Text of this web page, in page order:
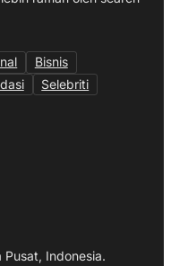
Bisnis
Selebriti
Indonesia.